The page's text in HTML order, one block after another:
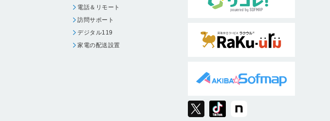
電話＆リモート
訪問サポート
デジタル119
家電の配送設置